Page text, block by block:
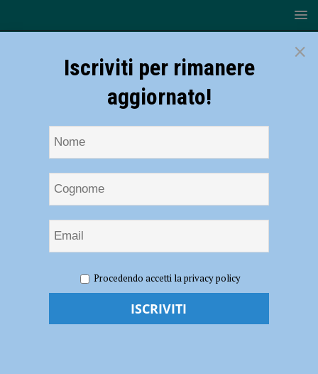
eccellenze: premiate cantine e associazioni protagoniste in Italia e nel
Ziano celebra le sue eccellenze: premiate
×
Iscriviti per rimanere
aggiornato!
Procedendo accetti la privacy policy